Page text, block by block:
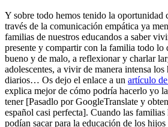
Y sobre todo hemos tenido la oportunidad
través de la comunicación empática ya
familias de nuestros educandos a saber
presente y compartir con la familia todo lo
bueno y de malo, a reflexionar y charlar
adolescentes, a vivir de manera intensa los
diarios… Os dejo el enlace a un artículo
explica mejor de cómo podría hacerlo yo
tener [Pasadlo por GoogleTranslate y
español casi perfecta]. Cuando las
podían sacar para la educación de los